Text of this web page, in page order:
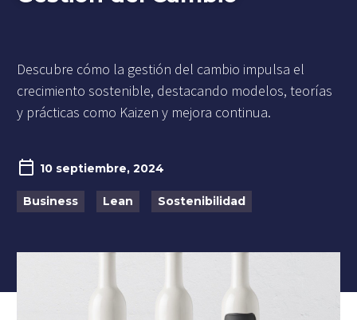
Descubre cómo la gestión del cambio impulsa el
crecimiento sostenible, destacando modelos, teorías
y prácticas como Kaizen y mejora continua.
10 septiembre, 2024
Business Lean Sostenibilidad